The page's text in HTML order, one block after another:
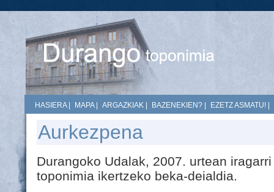
HASIERA| MAPA| ARGAZKIAK BAZENEKIEN? EZETZ ASMATU!
Aurkezpena
Durangoko Udalak, 2007. urtean
toponimia ikertzeko beka-deialdia.